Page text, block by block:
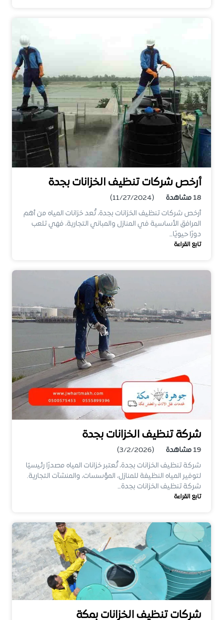
أرخص شركات تنظيف الخزانات بجدة
18مشاهدة
(11/27/2024)
أرخص شركات تنظيف الخزانات بجدة، تُعد خزانات المياه من أهم
المرافق الأساسية في المنازل والمباني التجارية، فهي تلعب
دورًا حيويًا…
تابع القراءة
شركة تنظيف الخزانات بجدة
19مشاهدة
(3/2/2026)
شركة تنظيف الخزانات بجدة، تُعتبر خزانات المياه مصدرًا رئيسيًا
لتوفير المياه النظيفة للمنازل، المؤسسات، والمنشآت التجارية.
شركة تنظيف الخزانات بجدة…
تابع القراءة
شركات تنظيف الخزانات بمكة